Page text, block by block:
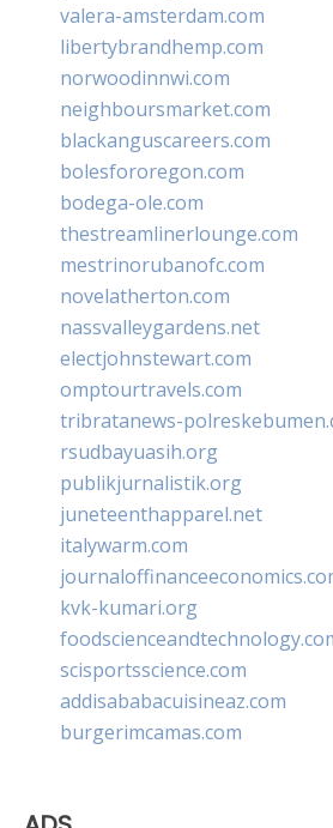
valera-amsterdam.com
libertybrandhemp.com
norwoodinnwi.com
neighboursmarket.com
blackanguscareers.com
bolesfororegon.com
bodega-ole.com
thestreamlinerlounge.com
mestrinorubanofc.com
novelatherton.com
nassvalleygardens.net
electjohnstewart.com
omptourtravels.com
tribratanews-
rsudbayuasih.org
publikjurnalistik.org
juneteenthapparel.net
italywarm.com
kvk-kumari.org
scisportsscience.com
addisababacuisineaz.com
burgerimcamas.com